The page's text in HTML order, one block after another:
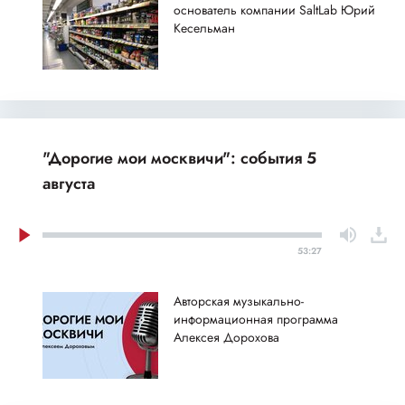
основатель компании SaltLab Юрий
Кесельман
"Дорогие мои москвичи": события 5
августа
53:27
Авторская музыкально-
информационная программа
Алексея Дорохова